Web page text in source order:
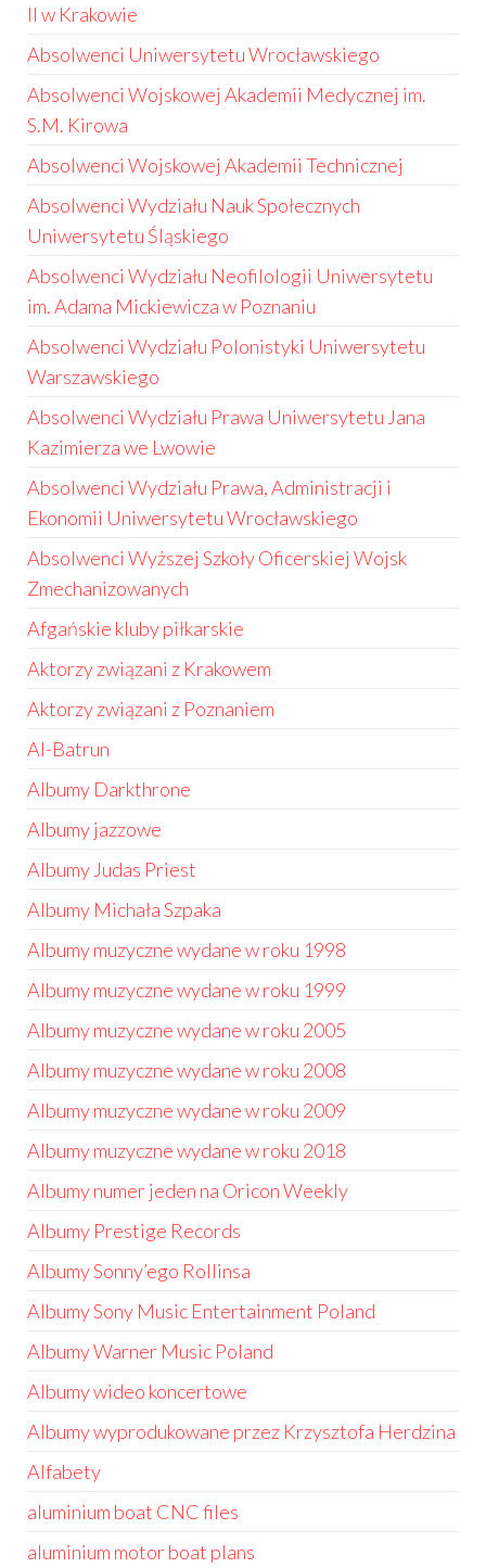
II w Krakowie
Absolwenci Uniwersytetu Wrocławskiego
Absolwenci Wojskowej Akademii Medycznej im.
S.M. Kirowa
Absolwenci Wojskowej Akademii Technicznej
Absolwenci Wydziału Nauk Społecznych
Uniwersytetu Śląskiego
Absolwenci Wydziału Neofilologii Uniwersytetu
im. Adama Mickiewicza w Poznaniu
Absolwenci Wydziału Polonistyki Uniwersytetu
Warszawskiego
Absolwenci Wydziału Prawa Uniwersytetu Jana
Kazimierza we Lwowie
Absolwenci Wydziału Prawa, Administracji i
Ekonomii Uniwersytetu Wrocławskiego
Absolwenci Wyższej Szkoły Oficerskiej Wojsk
Zmechanizowanych
Afgańskie kluby piłkarskie
Aktorzy związani z Krakowem
Aktorzy związani z Poznaniem
Al-Batrun
Albumy Darkthrone
Albumy jazzowe
Albumy Judas Priest
Albumy Michała Szpaka
Albumy muzyczne wydane w roku 1998
Albumy muzyczne wydane w roku 1999
Albumy muzyczne wydane w roku 2005
Albumy muzyczne wydane w roku 2008
Albumy muzyczne wydane w roku 2009
Albumy muzyczne wydane w roku 2018
Albumy numer jeden na Oricon Weekly
Albumy Prestige Records
Albumy Sonny’ego Rollinsa
Albumy Sony Music Entertainment Poland
Albumy Warner Music Poland
Albumy wideo koncertowe
Albumy wyprodukowane przez Krzysztofa Herdzina
Alfabety
aluminium boat CNC files
aluminium motor boat plans